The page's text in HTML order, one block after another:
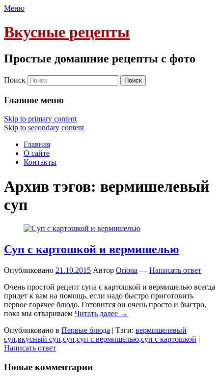
Меню
Вкусные рецепты
Простые домашние рецепты с фото
Поиск
Главное меню
Skip to primary content
Skip to secondary content
Главная
О сайте
Контакты
Архив тэгов: вермишелевый
суп
Суп с картошкой и вермишелью
Опубликовано 21.10.2015 Автор Oriona — Написать ответ
Очень простой рецепт супа с картошкой и вермишелью всегда
придет к вам на помощь, если надо быстро приготовить
первое горячее блюдо. Готовится он очень просто и быстро,
пока мы отвариваем Читать далее →
Опубликовано в Первые блюда | Тэги: вермишелевый
суп,вкусный суп,суп,суп с вермишелью,суп с картошкой |
Написать ответ
Новые комментарии